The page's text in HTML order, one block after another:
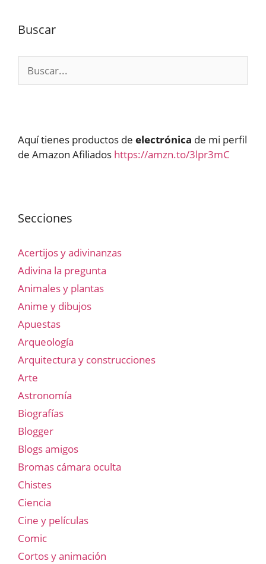
Buscar
Aquí tienes productos de electrónica de mi perfil
de Amazon Afiliados https://amzn.to/3lpr3mC
Secciones
Acertijos y adivinanzas
Adivina la pregunta
Animales y plantas
Anime y dibujos
Apuestas
Arqueología
Arquitectura y construcciones
Arte
Astronomía
Biografías
Blogger
Blogs amigos
Bromas cámara oculta
Chistes
Ciencia
Cine y películas
Comic
Cortos y animación